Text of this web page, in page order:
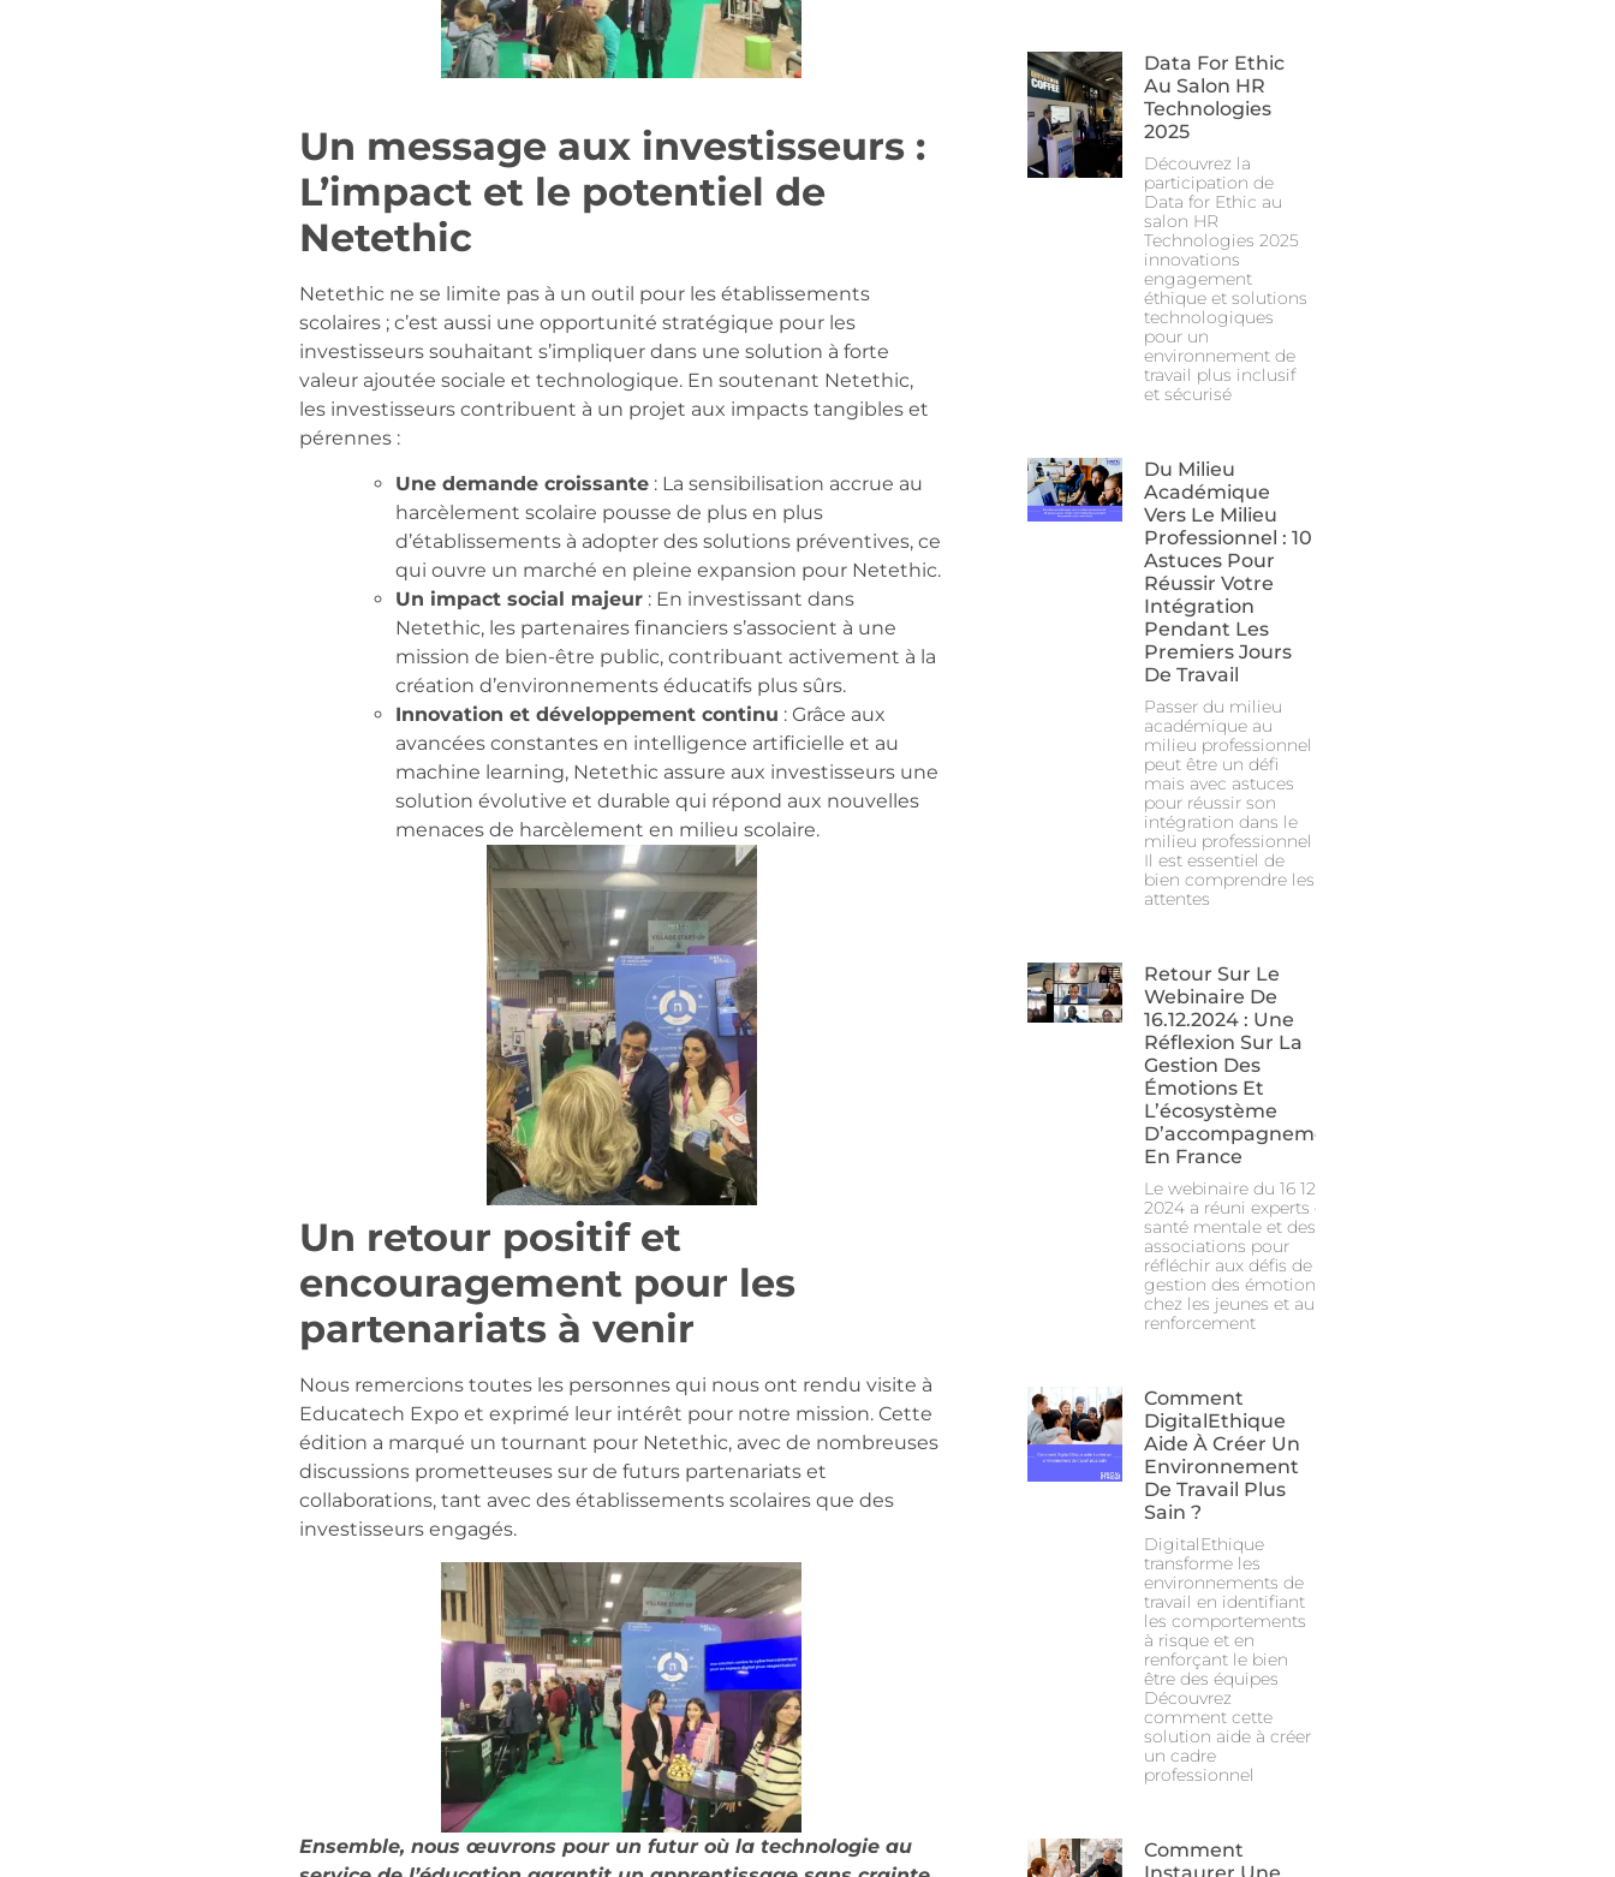
Un message aux investisseurs :
L’impact et le potentiel de
Netethic
Netethic ne se limite pas à un outil pour les établissements
scolaires ; c’est aussi une opportunité stratégique pour les
investisseurs souhaitant s’impliquer dans une solution à forte
valeur ajoutée sociale et technologique. En soutenant Netethic,
les investisseurs contribuent à un projet aux impacts tangibles et
pérennes :
Une demande croissante : La sensibilisation accrue au
harcèlement scolaire pousse de plus en plus
d’établissements à adopter des solutions préventives, ce
qui ouvre un marché en pleine expansion pour Netethic.
Un impact social majeur : En investissant dans
Netethic, les partenaires financiers s’associent à une
mission de bien-être public, contribuant activement à la
création d’environnements éducatifs plus sûrs.
Innovation et développement continu : Grâce aux
avancées constantes en intelligence artificielle et au
machine learning, Netethic assure aux investisseurs une
solution évolutive et durable qui répond aux nouvelles
menaces de harcèlement en milieu scolaire.
Un retour positif et
encouragement pour les
partenariats à venir
Nous remercions toutes les personnes qui nous ont rendu visite à
Educatech Expo et exprimé leur intérêt pour notre mission. Cette
édition a marqué un tournant pour Netethic, avec de nombreuses
discussions prometteuses sur de futurs partenariats et
collaborations, tant avec des établissements scolaires que des
investisseurs engagés.
Ensemble, nous œuvrons pour un futur où la technologie au
Data For Ethic
Au Salon HR
Technologies
2025
Découvrez la
participation de
Data for Ethic au
salon HR
Technologies 2025
innovations
engagement
éthique et solutions
technologiques
pour un
environnement de
travail plus inclusif
et sécurisé
Du Milieu
Académique
Vers Le Milieu
Professionnel : 10
Astuces Pour
Réussir Votre
Intégration
Pendant Les
Premiers Jours
De Travail
Passer du milieu
académique au
milieu professionnel
peut être un défi
mais avec astuces
pour réussir son
intégration dans le
milieu professionnel
Il est essentiel de
bien comprendre les
attentes
Retour Sur Le
Webinaire De
16.12.2024 : Une
Réflexion Sur La
Gestion Des
Émotions Et
L’écosystème
D’accompagnement
En France
Le webinaire du 16 12
2024 a réuni experts en
santé mentale et des
associations pour
réfléchir aux défis de la
gestion des émotions
chez les jeunes et au
renforcement
Comment
DigitalEthique
Aide À Créer Un
Environnement
De Travail Plus
Sain ?
DigitalEthique
transforme les
environnements de
travail en identifiant
les comportements
à risque et en
renforçant le bien
être des équipes
Découvrez
comment cette
solution aide à créer
un cadre
professionnel
Comment